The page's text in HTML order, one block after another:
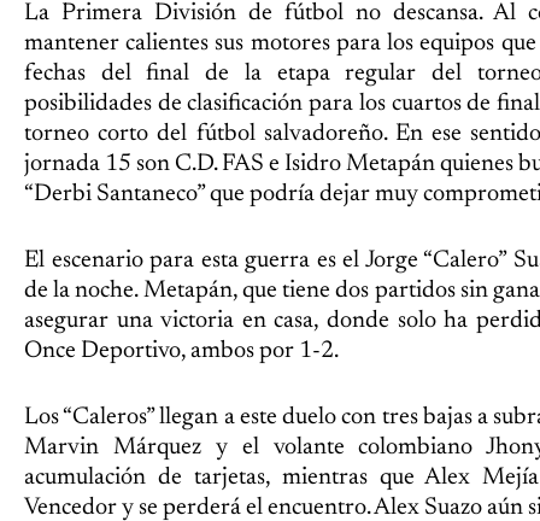
La Primera División de fútbol no descansa. Al
mantener calientes sus motores para los equipos
fechas del final de la etapa regular del
posibilidades de clasificación para los cuartos de
torneo corto del fútbol salvadoreño. En ese
jornada 15 son C.D. FAS e Isidro Metapán quienes
“Derbi Santaneco” que podría dejar muy
El escenario para esta guerra es el Jorge “Calero”
de la noche. Metapán, que tiene dos partidos sin
asegurar una victoria en casa, donde solo ha
Once Deportivo, ambos por 1-2.
Los “Caleros” llegan a este duelo con tres bajas a
Marvin Márquez y el volante colombiano
acumulación de tarjetas, mientras que Alex
Vencedor y se perderá el encuentro. Alex Suazo aún